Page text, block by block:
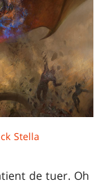
Stella
de tuer. Oh